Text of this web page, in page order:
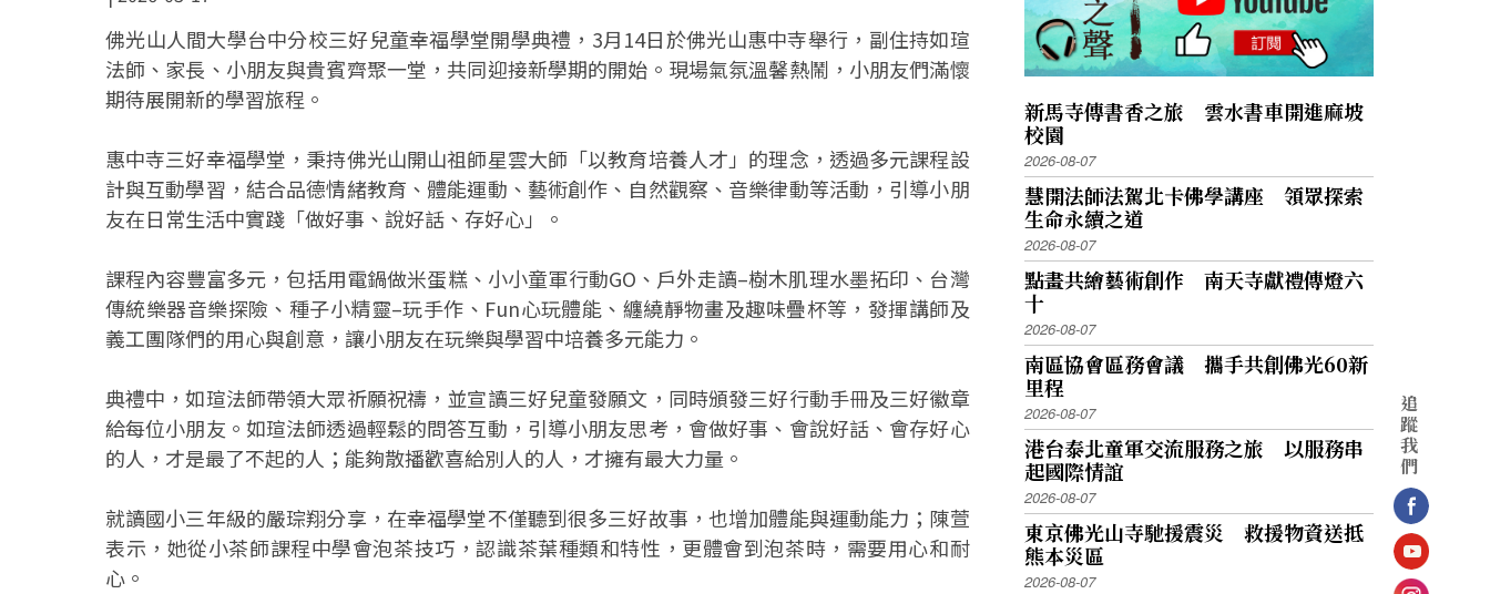
佛光山人間大學台中分校三好兒童幸福學堂開學典禮，3月14日於佛光山惠中寺舉行，副住持如瑄
法師、家長、小朋友與貴賓齊聚一堂，共同迎接新學期的開始。現場氣氛溫馨熱鬧，小朋友們滿懷
期待展開新的學習旅程。
惠中寺三好幸福學堂，秉持佛光山開山祖師星雲大師「以教育培養人才」的理念，透過多元課程設
計與互動學習，結合品德情緒教育、體能運動、藝術創作、自然觀察、音樂律動等活動，引導小朋
友在日常生活中實踐「做好事、說好話、存好心」。
課程內容豐富多元，包括用電鍋做米蛋糕、小小童軍行動GO、戶外走讀–樹木肌理水墨拓印、台灣
傳統樂器音樂探險、種子小精靈–玩手作、Fun心玩體能、纏繞靜物畫及趣味疊杯等，發揮講師及
義工團隊們的用心與創意，讓小朋友在玩樂與學習中培養多元能力。
典禮中，如瑄法師帶領大眾祈願祝禱，並宣讀三好兒童發願文，同時頒發三好行動手冊及三好徽章
給每位小朋友。如瑄法師透過輕鬆的問答互動，引導小朋友思考，會做好事、會說好話、會存好心
的人，才是最了不起的人；能夠散播歡喜給別人的人，才擁有最大力量。
就讀國小三年級的嚴琮翔分享，在幸福學堂不僅聽到很多三好故事，也增加體能與運動能力；陳萱
表示，她從小茶師課程中學會泡茶技巧，認識茶葉種類和特性，更體會到泡茶時，需要用心和耐
心。
新馬寺傳書香之旅 雲水書車開進麻坡
校園
2026-08-07
慧開法師法駕北卡佛學講座 領眾探索
生命永續之道
2026-08-07
點畫共繪藝術創作 南天寺獻禮傳燈六
十
2026-08-07
南區協會區務會議 攜手共創佛光60新
里程
2026-08-07
港台泰北童軍交流服務之旅 以服務串
起國際情誼
2026-08-07
東京佛光山寺馳援震災 救援物資送抵
熊本災區
2026-08-07
追
蹤
我
們